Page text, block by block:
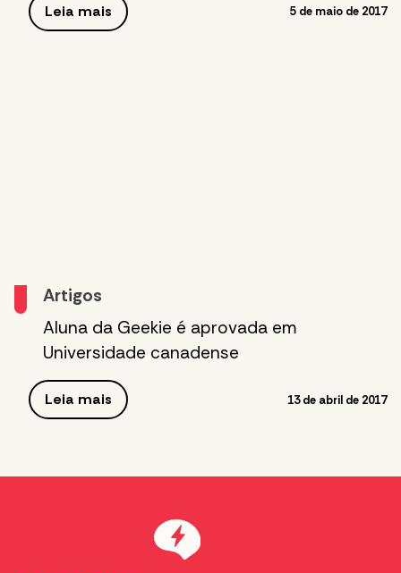
Leia mais 5 de maio de 2017
Artigos
Aluna da Geekie é aprovada em
Universidade canadense
Leia mais 13 de abril de 2017